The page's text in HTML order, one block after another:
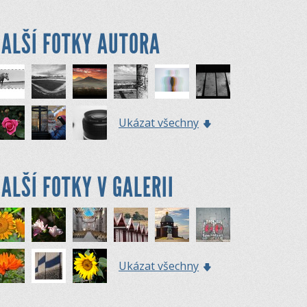
FOTKY AUTORA
Ukázat všechny
FOTKY V GALERII
Ukázat všechny